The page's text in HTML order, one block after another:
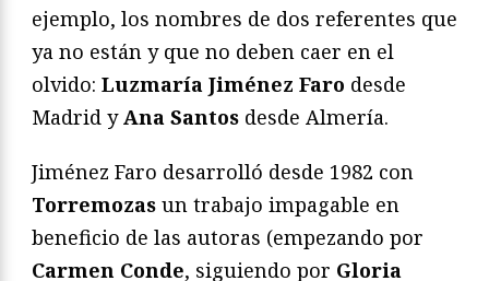
ejemplo, los nombres de dos referentes que
ya no están y que no deben caer en el
olvido: Luzmaría Jiménez Faro desde
Madrid yAna Santos desde Almería.
Jiménez Faro desarrolló desde 1982 con
Torremozas un trabajo impagable en
beneficio de las autoras (empezando por
Carmen Conde, siguiendo por Gloria